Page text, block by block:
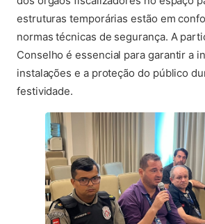
estruturas temporárias estão em
normas técnicas de segurança. A
Conselho é essencial para garantir a
instalações e a proteção do público
festividade.